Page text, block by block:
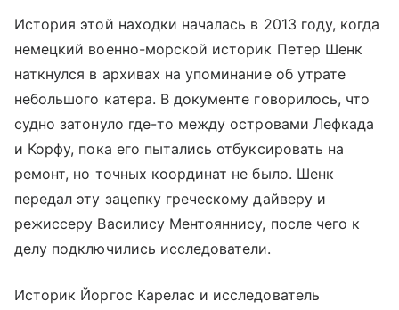
История этой находки началась в 2013 году, когда
немецкий военно-морской историк Петер Шенк
наткнулся в архивах на упоминание об утрате
небольшого катера. В документе говорилось, что
судно затонуло где-то между островами Лефкада
и Корфу, пока его пытались отбуксировать на
ремонт, но точных координат не было. Шенк
передал эту зацепку греческому дайверу и
режиссеру Василису Ментояннису, после чего к
делу подключились исследователи.
Историк Йоргос Карелас и исследователь